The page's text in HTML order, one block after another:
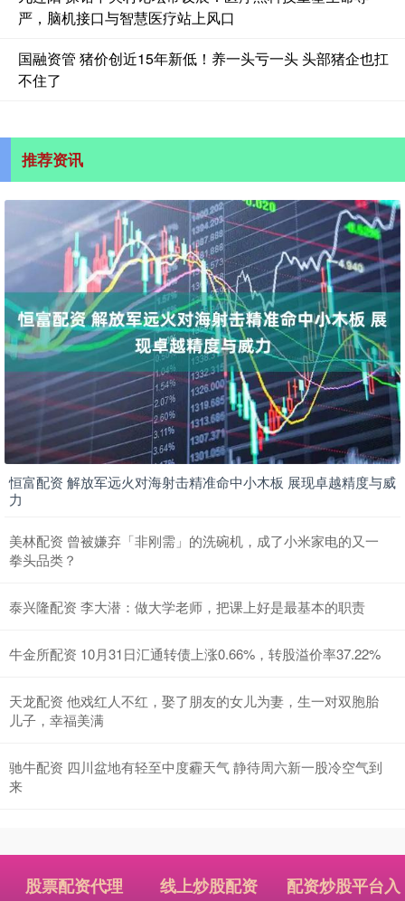
严，脑机接口与智慧医疗站上风口
国融资管 猪价创近15年新低！养一头亏一头 头部猪企也扛
不住了
推荐资讯
恒富配资 解放军远火对海射击精准命中小木板 展现卓越精度与威
力
美林配资 曾被嫌弃「非刚需」的洗碗机，成了小米家电的又一
拳头品类？
泰兴隆配资 李大潜：做大学老师，把课上好是最基本的职责
牛金所配资 10月31日汇通转债上涨0.66%，转股溢价率37.22%
天龙配资 他戏红人不红，娶了朋友的女儿为妻，生一对双胞胎
儿子，幸福美满
驰牛配资 四川盆地有轻至中度霾天气 静待周六新一股冷空气到
来
股票配资代理 线上炒股配资
配资炒股平台入